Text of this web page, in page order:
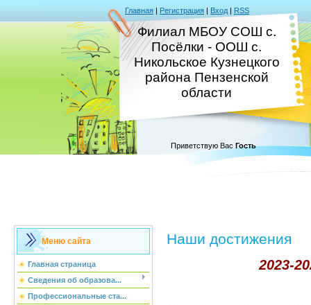
Главная | Регистрация | Вход | RSS
Филиал МБОУ СОШ с.
Посёлки - ООШ с.
Никольское Кузнецкого
района Пензенской
области
Приветствую Вас Гость
Меню сайта
Главная страница
Сведения об образова...
Профессиональные ста...
Наши достижения
2023-